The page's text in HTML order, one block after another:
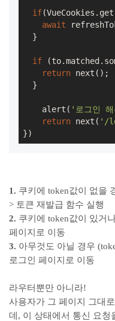
if
await
  }
if
return next();
  }
    alert(
'로그인
return next( '/
})
1. 쿠키에 token값이 없을
> 토큰 재발급 함수 실행
2. 쿠키에 token값이 있거
페이지로 이동
3. 아무것도 아닐 경우
로그인 페이지로 이동
라우터뿐만 아니라!
사용자가 그 페이지 그대
데, 이 상태에서 통신 요청